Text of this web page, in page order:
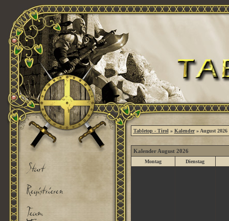
Tabletop - Tirol » Kalender» August 2026
Kalender August 2026
Montag Dienstag